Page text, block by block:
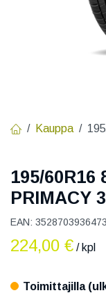
Kauppa
195/60R16
PRIMACY 3
EAN: 3528703936473
224,00 € / kpl
Toimittajilla